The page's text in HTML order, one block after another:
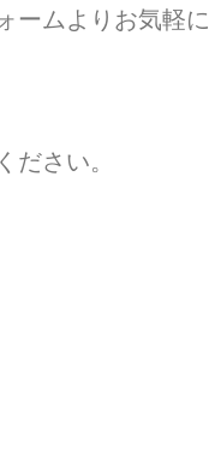
ームよりお気軽に
さい。